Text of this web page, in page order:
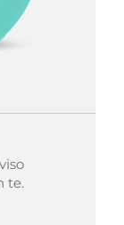
te.
te.